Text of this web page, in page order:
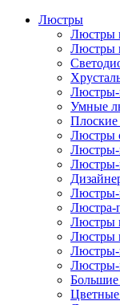
Люстры
Люстры
Люстры
Умные
Люстры
Люстры-
Люстры-
Люстра-
Люстры
Люстры
Люстры-
Люстры-